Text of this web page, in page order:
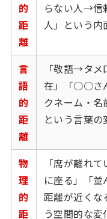
的
距
離
らない人→信
人」という内
言
語
的
距
離
「敬語→タメ
在」「○○さ
クネーム・名
という言葉の
物
理
的
距
「席が離れ
に座る」「並
距離が近くな
う空間的な変